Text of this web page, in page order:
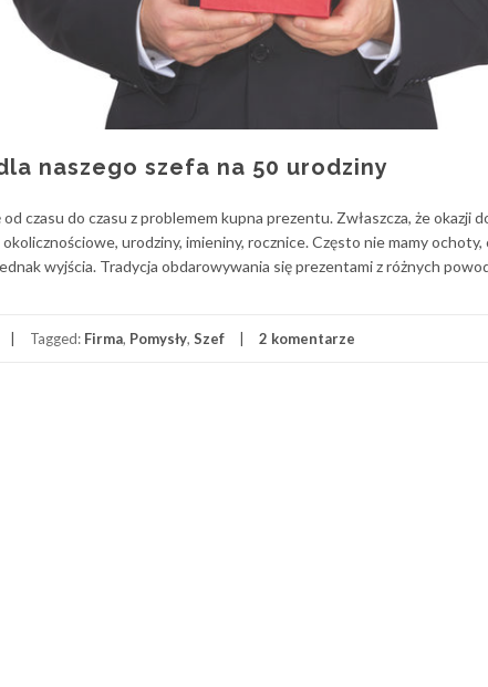
naszego szefa na 50 urodziny
czasu do czasu z problemem kupna prezentu. Zwłaszcza, że okazji
urodziny, imieniny, rocznice. Często nie mamy ochoty,
wyjścia. Tradycja obdarowywania się prezentami z różnych
Tagged: Firma, Pomysły, Szef 2 komentarze